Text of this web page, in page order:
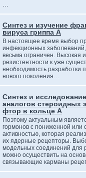
…
Синтез и изучение
вируса гриппа A
В настоящее время выбор
инфекционных
весьма ограничен. Высокая
резистентности к уже
необходимость разработки
нового поколения…
Синтез и
аналогов стероидных
фтор в кольце А
Поэтому актуальным
гормонов с пониженной или
активностью, которая
их ядерные рецепторы.
модельных соединений для
можно осуществить на
связывающие карманы